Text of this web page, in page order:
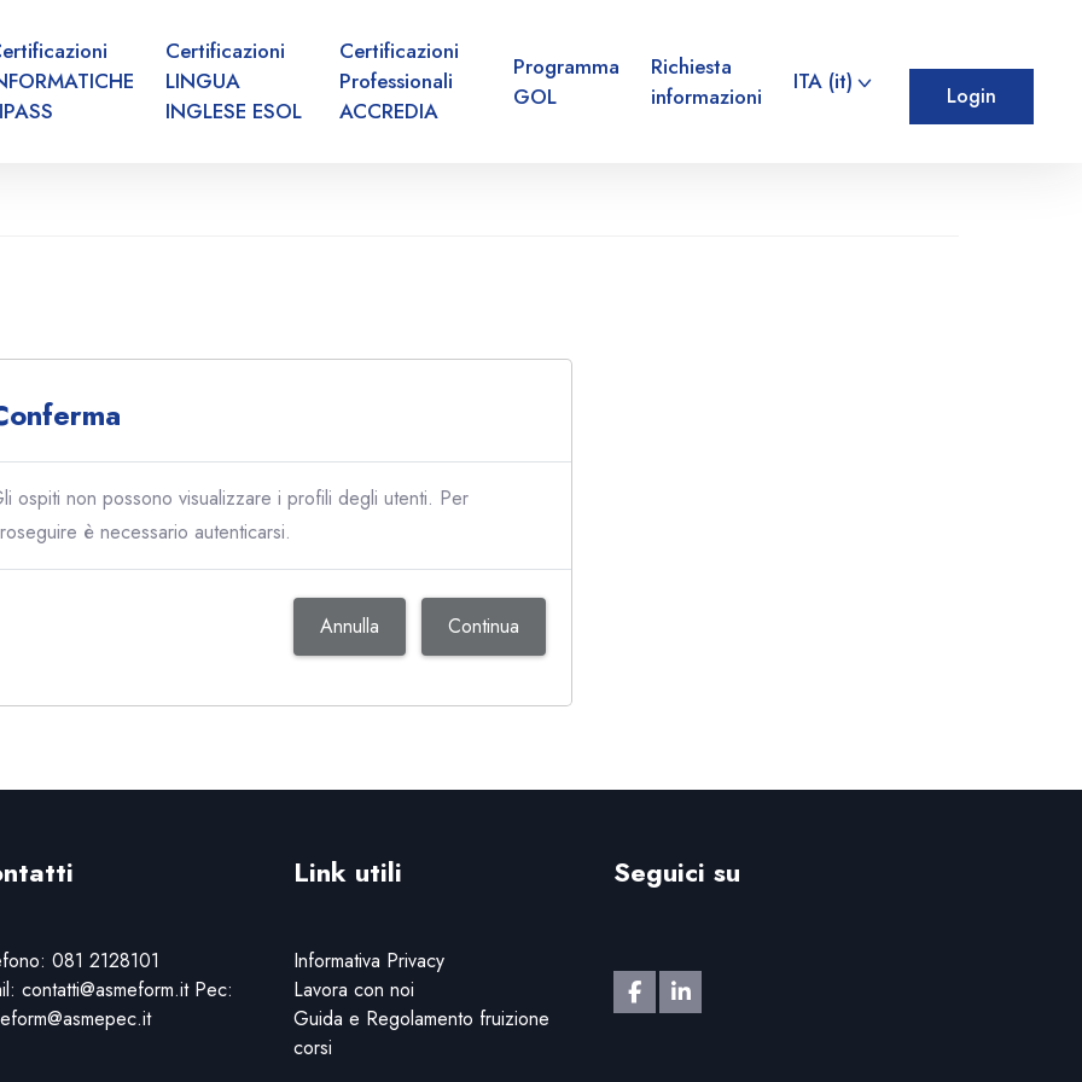
Certificazioni
LINGUA
INGLESE ESOL
Certificazioni
Professionali
ACCREDIA
Programma
GOL
Richiesta
informazioni
ITA ‎(it)‎ Login
ospiti non possono visualizzare i profili degli utenti. Per
è necessario autenticarsi.
Annulla Continua
081 2128101
contatti@asmeform.it Pec:
Link utili
Informativa Privacy
Lavora con noi
Guida e Regolamento fruizione
corsi
Seguici su